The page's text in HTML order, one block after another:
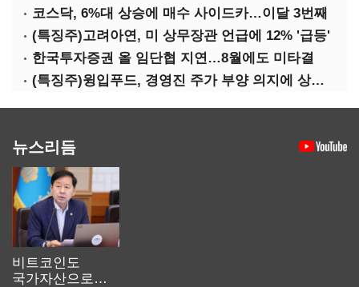
코스닥, 6%대 상승에 매수 사이드카…이달 3번째
(특징주)고려아연, 미 상무장관 언급에 12% '급등'
한국투자증권 올 임단협 지연…8월에도 미타결
(특징주)윙입푸드, 경영진 주가 부양 의지에 상한가
뉴스리듬
비트코인도
국가자산으로…'